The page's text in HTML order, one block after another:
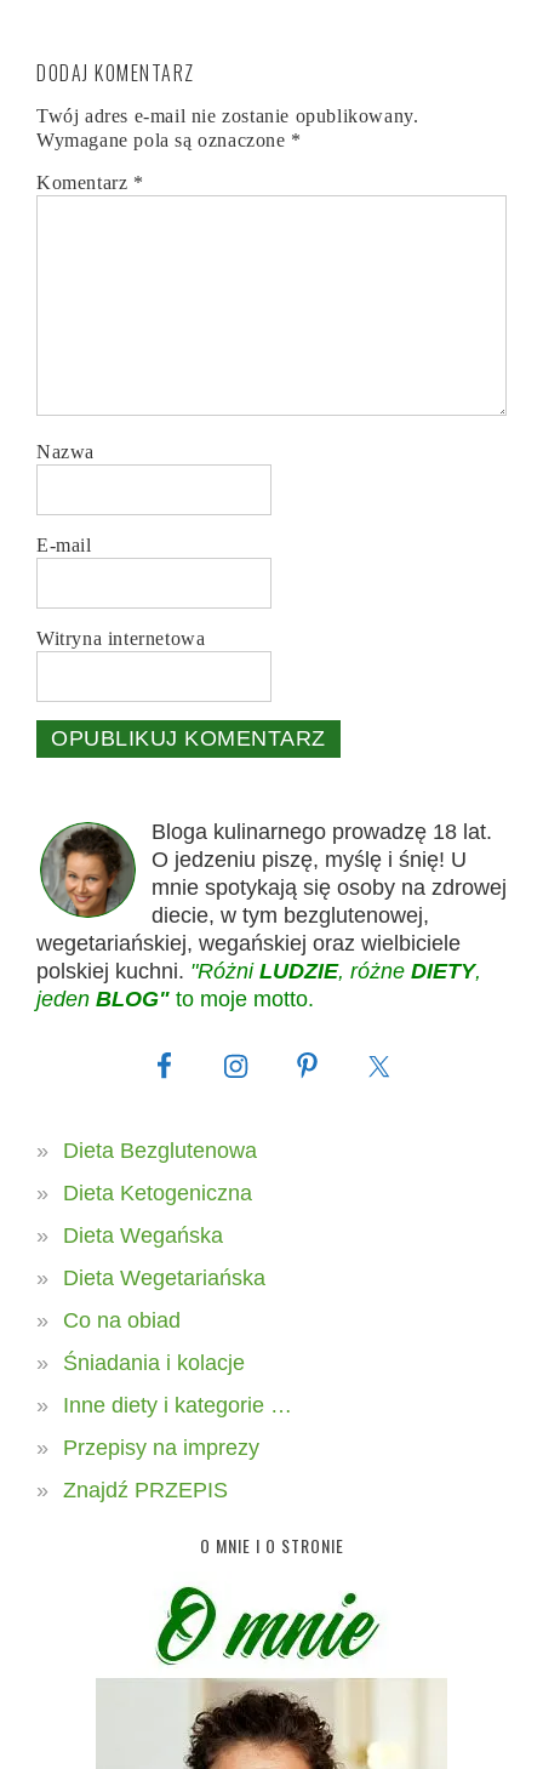
DODAJ KOMENTARZ
Twój adres e-mail nie zostanie opublikowany.
Wymagane pola są oznaczone *
Komentarz *
Nazwa
E-mail
Witryna internetowa
Bloga kulinarnego prowadzę 18 lat.
O jedzeniu piszę, myślę i śnię! U
mnie spotykają się osoby na zdrowej
diecie, w tym bezglutenowej,
wegetariańskiej, wegańskiej oraz wielbiciele
polskiej kuchni. "Różni LUDZIE, różne DIETY,
jeden BLOG" to moje motto.
Dieta Bezglutenowa
Dieta Ketogeniczna
Dieta Wegańska
Dieta Wegetariańska
Co na obiad
Śniadania i kolacje
Inne diety i kategorie …
Przepisy na imprezy
Znajdź PRZEPIS
O MNIE I O STRONIE